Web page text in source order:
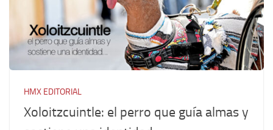
HMX EDITORIAL
Xoloitzcuintle: el perro que guía almas y